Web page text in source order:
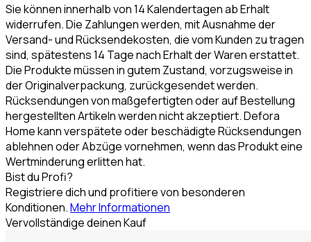
Sie können innerhalb von 14 Kalendertagen ab Erhalt
widerrufen. Die Zahlungen werden, mit Ausnahme der
Versand- und Rücksendekosten, die vom Kunden zu tragen
sind, spätestens 14 Tage nach Erhalt der Waren erstattet.
Die Produkte müssen in gutem Zustand, vorzugsweise in
der Originalverpackung, zurückgesendet werden.
Rücksendungen von maßgefertigten oder auf Bestellung
hergestellten Artikeln werden nicht akzeptiert. Defora
Home kann verspätete oder beschädigte Rücksendungen
ablehnen oder Abzüge vornehmen, wenn das Produkt eine
Wertminderung erlitten hat.
Bist du Profi?
Registriere dich und profitiere von besonderen
Konditionen.Mehr Informationen
Vervollständige deinen Kauf